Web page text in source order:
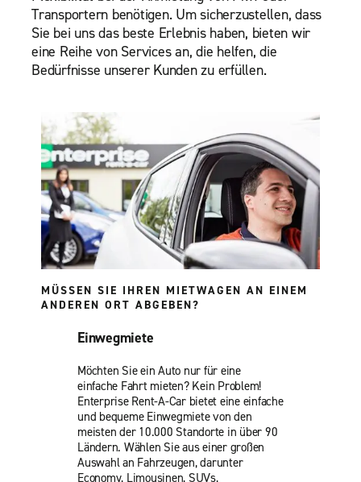
Transportern benötigen. Um sicherzustellen, dass
Sie bei uns das beste Erlebnis haben, bieten wir
eine Reihe von Services an, die helfen, die
Bedürfnisse unserer Kunden zu erfüllen.
MÜSSEN SIE IHREN MIETWAGEN AN EINEM
ANDEREN ORT ABGEBEN?
Einwegmiete
Möchten Sie ein Auto nur für eine
einfache Fahrt mieten? Kein Problem!
Enterprise Rent-A-Car bietet eine einfache
und bequeme Einwegmiete von den
meisten der 10.000 Standorte in über 90
Ländern. Wählen Sie aus einer großen
Auswahl an Fahrzeugen, darunter
Economy, Limousinen, SUVs,